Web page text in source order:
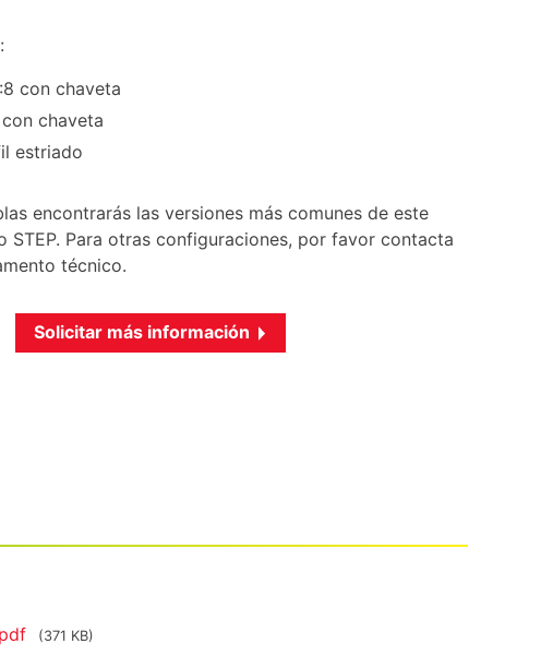
con chaveta
chaveta
estriado
encontrarás las versiones más comunes de este
STEP. Para otras configuraciones, por favor contacta
técnico.
Solicitar más información
(371 KB)